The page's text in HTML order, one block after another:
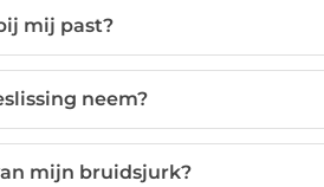
mij past?
neem?
mijn bruidsjurk?